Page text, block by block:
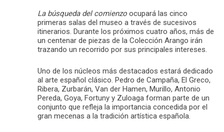
La búsqueda del comienzo ocupará las cinco
primeras salas del museo a través de sucesivos
itinerarios. Durante los próximos cuatro años, más de
un centenar de piezas de la Colección Arango irán
trazando un recorrido por sus principales intereses.
Uno de los núcleos más destacados estará dedicado
al arte español clásico. Pedro de Campaña, El Greco,
Ribera, Zurbarán, Van der Hamen, Murillo, Antonio
Pereda, Goya, Fortuny y Zuloaga forman parte de un
conjunto que refleja la importancia concedida por el
gran mecenas a la tradición artística española.